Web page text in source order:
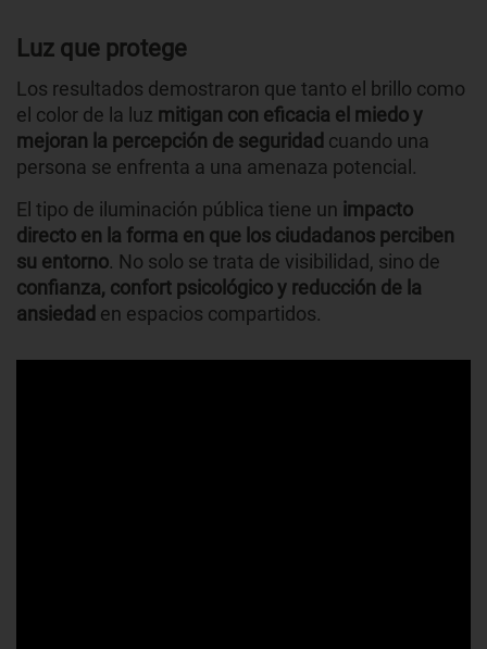
Luz que protege
Los resultados demostraron que tanto el brillo como
el color de la luz mitigan con eficacia el miedo y
mejoran la percepción de seguridad cuando una
persona se enfrenta a una amenaza potencial.
El tipo de iluminación pública tiene un impacto
directo en la forma en que los ciudadanos perciben
su entorno. No solo se trata de visibilidad, sino de
confianza, confort psicológico y reducción de la
ansiedad en espacios compartidos.